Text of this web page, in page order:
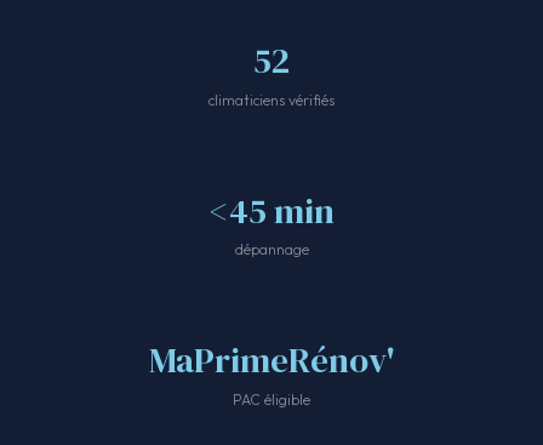
52
climaticiens vérifiés
<45 min
dépannage
MaPrimeRénov'
PAC éligible